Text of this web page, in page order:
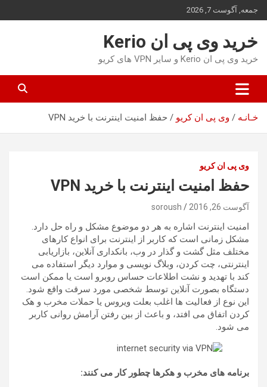
محتوا
جمعه, آگوست 7, 2026
خرید وی پی ان Kerio
خرید وی پی ان Kerio و سایر VPN های کریو
خـانـه وی پی ان کریو حفظ امنیت اینترنت با خرید VPN
وی پی ان کریو
حفظ امنیت اینترنت با خرید VPN
آگوست 26, 2016 soroush
امنیت اینترنت اشاره به هر دو موضوع مشکل و راه حل دارد.
مشکل زمانی است که کاربر از اینترنت برای انواع کارهای
مختلف مثل گشت و گذار در وب، بانکداری آنلاین، بازاریابی
اینترنتی، چت کردن، وبلاگ نویسی و موارد دیگر استفاده می
کند با تهدید و نشت اطلاعات حساس روبرو است یا ممکن است
دستگاه بصورت آنلاین توسط شخصی مورد سرقت واقع شود.
این نوع از فعالیت ها اغلب بعلت ویروس یا حملات مخرب و هک
کردن اتفاق می افتد، و باعث از بین رفتن آرامش روانی کاربر
می شود.
برنامه های مخرب و هکرها چطور کار می کنند: